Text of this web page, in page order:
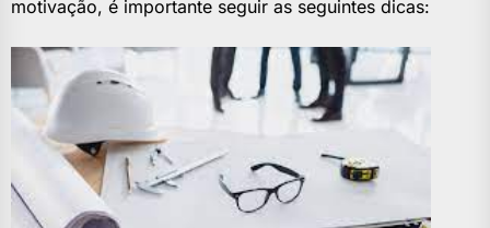
motivação, é importante seguir as seguintes dicas: